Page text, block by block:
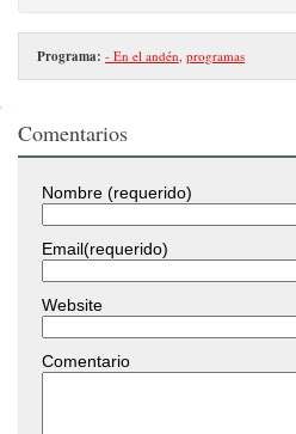
Programa: - En el andén, programas
Comentarios
Nombre (requerido)
Email(requerido)
Website
Comentario